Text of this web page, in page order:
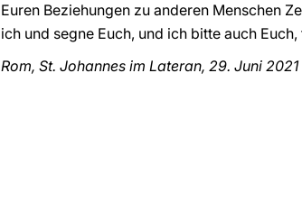
Euren Beziehungen zu anderen Menschen
ich und segne Euch, und ich bitte auch
Rom, St. Johannes im Lateran, 29. Juni 2021